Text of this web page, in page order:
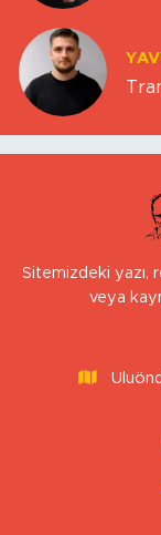
Sitemizdeki yazı,
veya